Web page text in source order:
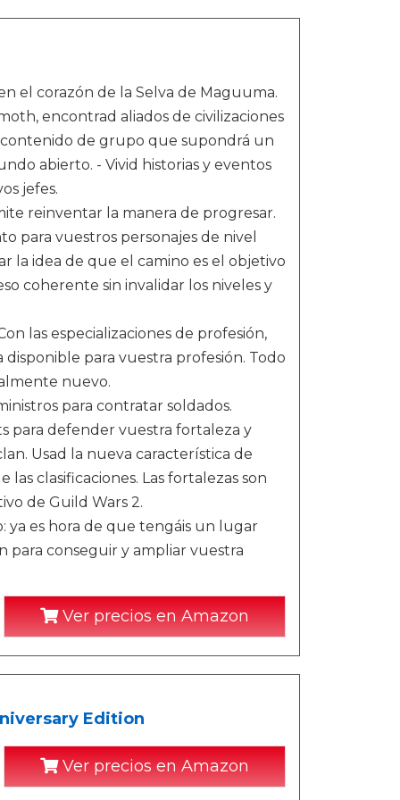
el corazón de la Selva de Maguuma.
encontrad aliados de civilizaciones
de grupo que supondrá un
abierto. - Vivid historias y eventos
jefes.
reinventar la manera de progresar.
para vuestros personajes de nivel
la idea de que el camino es el objetivo
coherente sin invalidar los niveles y
las especializaciones de profesión,
para vuestra profesión. Todo
nuevo.
para contratar soldados.
para defender vuestra fortaleza y
Usad la nueva característica de
clasificaciones. Las fortalezas son
de Guild Wars 2.
ya es hora de que tengáis un lugar
para conseguir y ampliar vuestra
Ver precios en Amazon
Edition
Ver precios en Amazon